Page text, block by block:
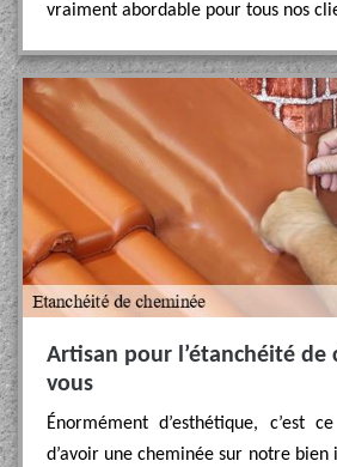
vraiment abordable pour tous nos
Artisan pour l’étanchéité de
vous
Énormément d’esthétique, c’est
d’avoir une cheminée sur notre